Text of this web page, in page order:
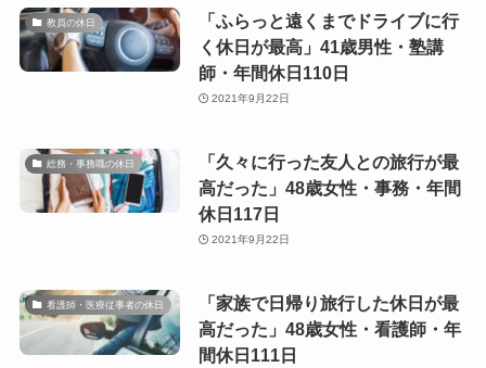
教員の休日
「ふらっと遠くまでドライブに行
く休日が最高」41歳男性・塾講
師・年間休日110日
2021年9月22日
総務・事務職の休日
「久々に行った友人との旅行が最
高だった」48歳女性・事務・年間
休日117日
2021年9月22日
看護師・医療従事者の休日
「家族で日帰り旅行した休日が最
高だった」48歳女性・看護師・年
間休日111日